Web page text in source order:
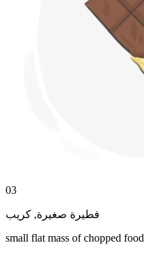
03
فطيرة صغيرة, كريب
small flat mass of chopped food